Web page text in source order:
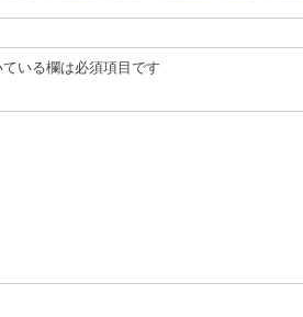
いる欄は必須項目です